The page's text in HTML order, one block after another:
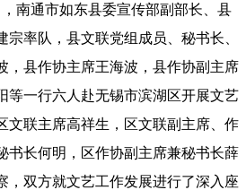
，南通市如东县委宣传部副部长、县
率队，县文联党组成员、秘书长、
，县作协主席王海波，县作协副主席
等一行六人赴无锡市滨湖区开展文艺
文联主席高祥生，区文联副主席、作
书长何明，区作协副主席兼秘书长薛
，双方就文艺工作发展进行了深入座